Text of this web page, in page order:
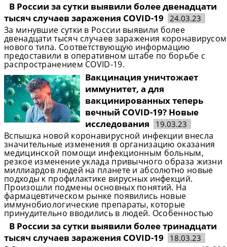
В России за сутки выявили более двенадцати
тысяч случаев заражения COVID-19
24.03.23
За минувшие сутки в России выявили более
двенадцати тысяч случаев заражения коронавирусом
нового типа. Соответствующую информацию
предоставили в оперативном штабе по борьбе с
распространением COVID-19.
Вакцинация уничтожает
иммунитет, а для
вакцинированных теперь
вечный COVID-19? Новые
исследования
19.03.23
Вспышка новой коронавирусной инфекции внесла
значительные изменения в организацию оказания
медицинской помощи инфекционным больным,
резкое изменение уклада привычного образа жизни
миллиардов людей на планете и абсолютно новые
подходы к профилактике вирусных инфекций.
Произошли подмены основных понятий. На
фармацевтическом рынке появились новые
иммунобиологические препараты, которые
принудительно вводились в людей. Особенностью
В России за сутки выявили более тринадцати
тысяч случаев заражения COVID-19
18.03.23